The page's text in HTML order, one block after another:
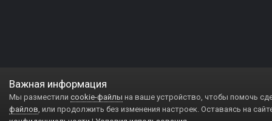
Важная информация
Мы разместили cookie-файлы на ваше устройство, чтобы помочь
файлов, или продолжить без изменения настроек. Оставаясь на